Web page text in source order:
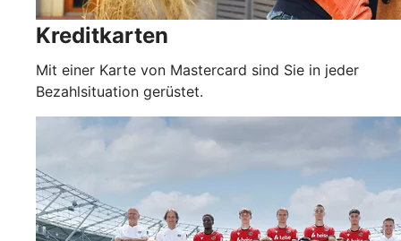
Kreditkarten
Mit einer Karte von Mastercard sind Sie in jeder
Bezahlsituation gerüstet.